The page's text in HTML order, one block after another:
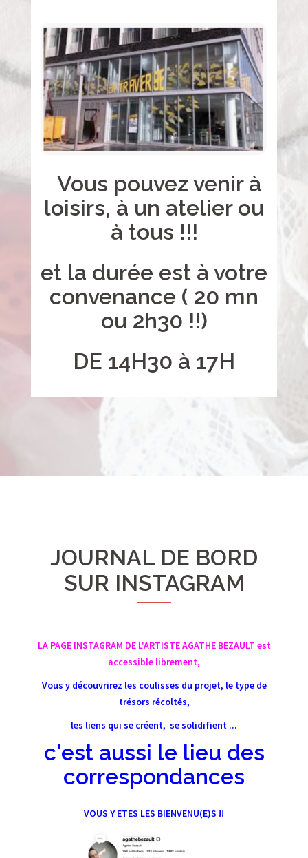
Vous pouvez venir à
loisirs, à un atelier ou
à tous !!!
et la durée est à votre
convenance ( 20 mn
ou 2h30 !!)
DE 14H30 à 17H
JOURNAL DE BORD
SUR INSTAGRAM
LA PAGE INSTAGRAM DE L'ARTISTE AGATHE BEZAULT est
accessible librement,
Vous y découvrirez les coulisses du projet, le type de
trésors récoltés,
les liens qui se créent, se solidifient ...
c'est aussi le lieu des
correspondances
VOUS Y ETES LES BIENVENU(E)S !!